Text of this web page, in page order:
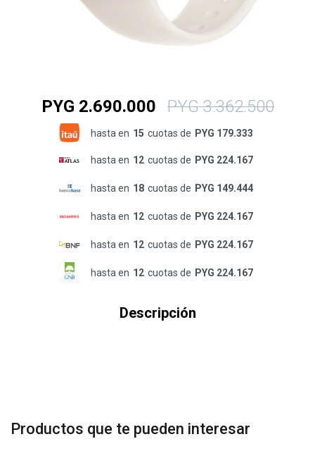
PYG 2.690.000 PYG 3.362.500
hasta en 15 cuotas de PYG 179.333
hasta en 12 cuotas de PYG 224.167
hasta en 18 cuotas de PYG 149.444
hasta en 12 cuotas de PYG 224.167
hasta en 12 cuotas de PYG 224.167
hasta en 12 cuotas de PYG 224.167
Descripción
Productos que te pueden interesar